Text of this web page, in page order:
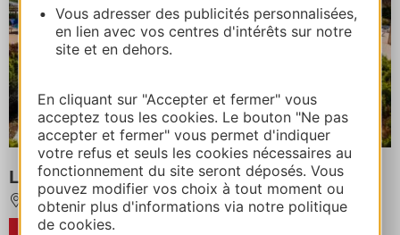
Vous adresser des publicités personnalisées,
en lien avec vos centres d'intérêts sur notre
site et en dehors.
En cliquant sur "Accepter et fermer" vous
acceptez tous les cookies. Le bouton "Ne pas
accepter et fermer" vous permet d'indiquer
votre refus et seuls les cookies nécessaires au
fonctionnement du site seront déposés. Vous
pouvez modifier vos choix à tout moment ou
obtenir plus d'informations via notre politique
de cookies.
LES CERISIERS DU JAUR CAMPSITE
SAINT-PONS-DE-THOMIERES